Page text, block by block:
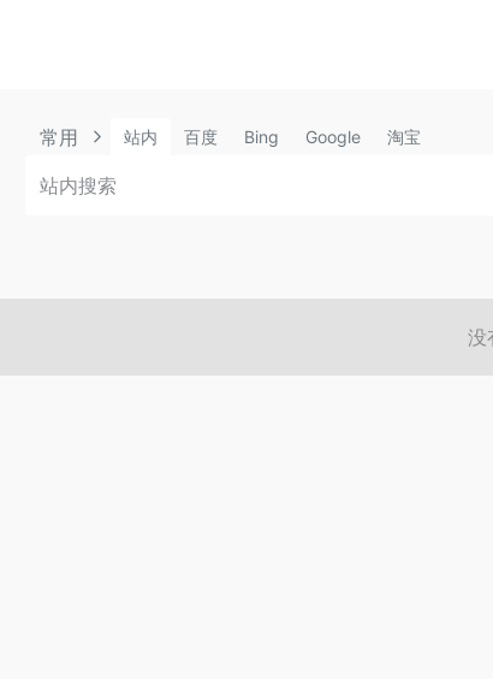
常用 站内 百度 Bing Google 淘宝
没